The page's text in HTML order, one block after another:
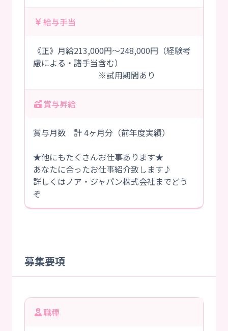
給与手当
《正》月給213,000円～248,000円（経験考
慮による・諸手当含む）
※試用期間あり
賞与昇給
賞与月数 計 4ヶ月分（前年度実績）
★他にもたくさんお仕事あります★
あなたに合ったお仕事紹介致します♪
詳しくはノア・ジャパン株式会社までどう
ぞ
募集要項
職種